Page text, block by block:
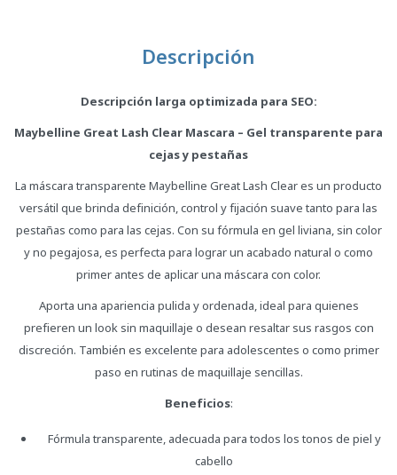
Descripción
Descripción larga optimizada para SEO:
Maybelline Great Lash Clear Mascara – Gel transparente para
cejas y pestañas
La máscara transparente Maybelline Great Lash Clear es un producto
versátil que brinda definición, control y fijación suave tanto para las
pestañas como para las cejas. Con su fórmula en gel liviana, sin color
y no pegajosa, es perfecta para lograr un acabado natural o como
primer antes de aplicar una máscara con color.
Aporta una apariencia pulida y ordenada, ideal para quienes
prefieren un look sin maquillaje o desean resaltar sus rasgos con
discreción. También es excelente para adolescentes o como primer
paso en rutinas de maquillaje sencillas.
Beneficios:
Fórmula transparente, adecuada para todos los tonos de piel y
cabello